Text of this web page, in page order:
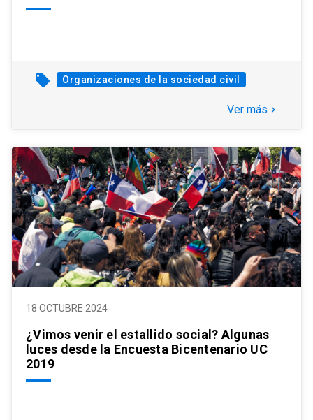
local_offer Organizaciones de la sociedad civil
Ver más keyboard_arrow_right
18 OCTUBRE 2024
¿Vimos venir el estallido social? Algunas
luces desde la Encuesta Bicentenario UC
2019